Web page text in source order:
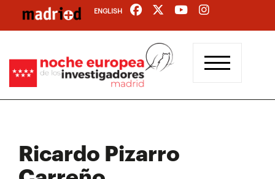
contenido
ENGLISH
Ricardo Pizarro